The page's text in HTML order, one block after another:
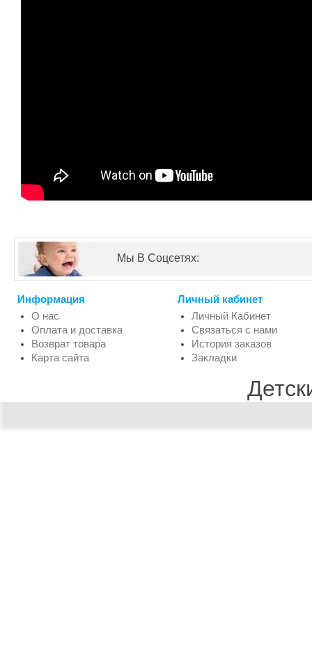
Мы В Соцсетях:
Информация
О нас
Оплата и доставка
Возврат товара
Карта сайта
Личный кабинет
Личный Кабинет
Связаться с нами
История заказов
Закладки